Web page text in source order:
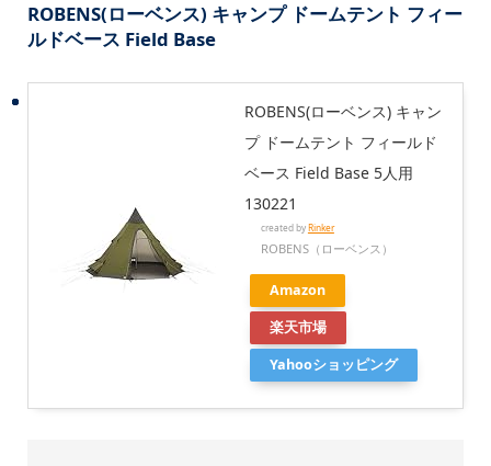
ROBENS(ローベンス) キャンプ ドームテント フィー
ルドベース Field Base
ROBENS(ローベンス) キャン
プ ドームテント フィールド
ベース Field Base 5人用
130221
created byRinker
ROBENS（ローベンス）
Amazon
楽天市場
Yahooショッピング